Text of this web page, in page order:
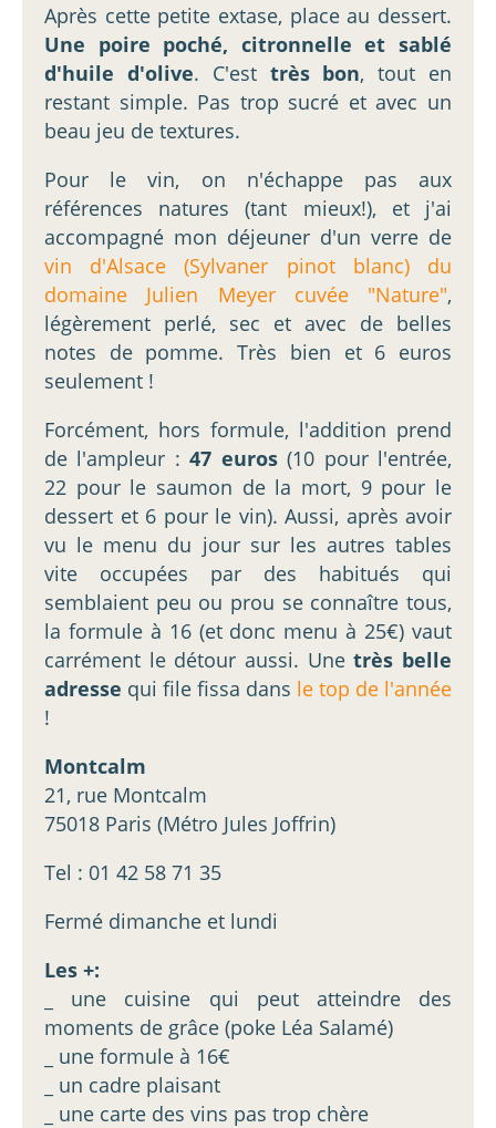
Après cette petite extase, place au dessert.
Une poire poché, citronnelle et sablé
d'huile d'olive. C'est très bon, tout en
restant simple. Pas trop sucré et avec un
beau jeu de textures.
Pour le vin, on n'échappe pas aux
références natures (tant mieux!), et j'ai
accompagné mon déjeuner d'un verre de
vin d'Alsace (Sylvaner pinot blanc) du
domaine Julien Meyer cuvée "Nature",
légèrement perlé, sec et avec de belles
notes de pomme. Très bien et 6 euros
seulement !
Forcément, hors formule, l'addition prend
de l'ampleur :47 euros(10 pour l'entrée,
22 pour le saumon de la mort, 9 pour le
dessert et 6 pour le vin). Aussi, après avoir
vu le menu du jour sur les autres tables
vite occupées par des habitués qui
semblaient peu ou prou se connaître tous,
la formule à 16 (et donc menu à 25€) vaut
carrément le détour aussi. Unetrès belle
adresse qui file fissa dans le top de l'année
!
Montcalm
21, rue Montcalm
75018 Paris (Métro Jules Joffrin)
Tel : 01 42 58 71 35
Fermé dimanche et lundi
Les +:
_ une cuisine qui peut atteindre des
moments de grâce (poke Léa Salamé)
_ une formule à 16€
_ un cadre plaisant
_ une carte des vins pas trop chère